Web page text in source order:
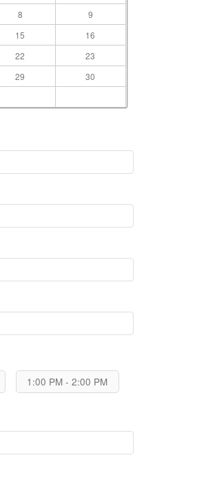
8 9
15 16
22 23
29 30
1:00 PM - 2:00 PM